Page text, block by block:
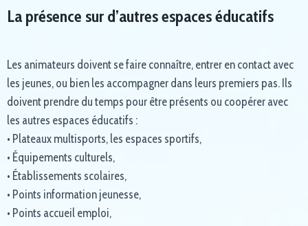
La présence sur d’autres espaces éducatifs
Les animateurs doivent se faire connaître, entrer en contact avec
les jeunes, ou bien les accompagner dans leurs premiers pas. Ils
doivent prendre du temps pour être présents ou coopérer avec
les autres espaces éducatifs :
• Plateaux multisports, les espaces sportifs,
• Équipements culturels,
• Établissements scolaires,
• Points information jeunesse,
• Points accueil emploi,